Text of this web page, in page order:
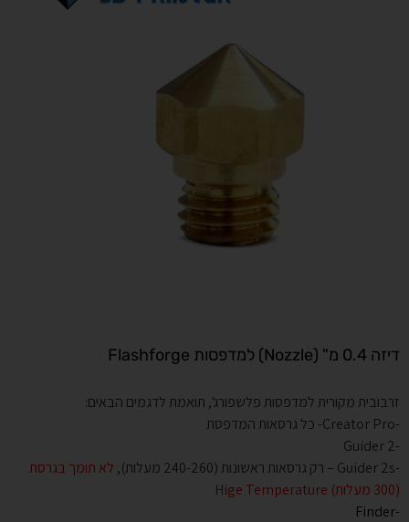
דיזה 0.4 מ" (Nozzle) למדפסות Flashforge
זרבובית מקורית למדפסות פלשפורג', תואמת לדגמים הבאים:
-Creator Pro- כל גרסאות המדפסת
-Guider 2
-Guider 2s – רק גרסאות ראשונות (240-260 מעלות),
לא תומך בגרסת
(300 מעלות) Hige Temperature
-Finder